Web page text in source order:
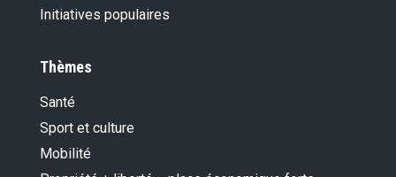
Initiatives populaires
Thèmes
Santé
Sport et culture
Mobilité